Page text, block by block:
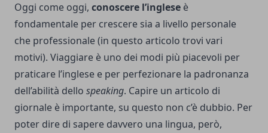
Oggi come oggi, conoscere l’inglese è
fondamentale per crescere sia a livello personale
che professionale (in questo articolo trovi vari
motivi). Viaggiare è uno dei modi più piacevoli per
praticare l’inglese e per perfezionare la padronanza
dell’abilità dello speaking. Capire un articolo di
giornale è importante, su questo non c’è dubbio. Per
poter dire di sapere davvero una lingua, però,